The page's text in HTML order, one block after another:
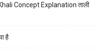
Concept Explanation ताली
है